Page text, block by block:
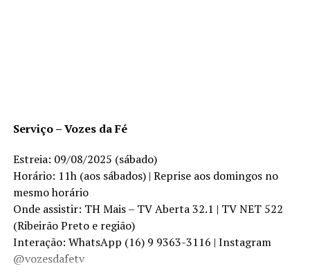
Serviço – Vozes da Fé
Estreia: 09/08/2025 (sábado)
Horário: 11h (aos sábados) | Reprise aos domingos no
mesmo horário
Onde assistir: TH Mais – TV Aberta 32.1 | TV NET 522
(Ribeirão Preto e região)
Interação: WhatsApp (16) 9 9363-3116 | Instagram
@vozesdafetv